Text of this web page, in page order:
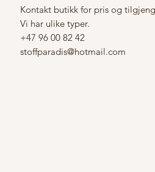
Kontakt butikk for pris og
Vi har ulike typer.
+47 96 00 82 42
stoffparadis@hotmail.com